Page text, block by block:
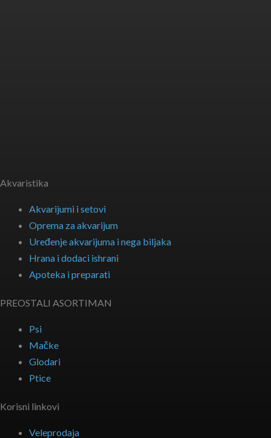
Akvaristika
Akvarijumi i setovi
Oprema za akvarijum
Uređenje akvarijuma i nega biljaka
Hrana i dodaci ishrani
Apoteka i preparati
PREOSTALI ASORTIMAN
Psi
Mačke
Glodari
Ptice
Korisni linkovi
Veleprodaja